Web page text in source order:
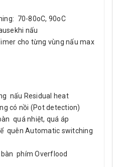
70-80oC, 90oC
nấu
cho từng vùng nấu max
nấu Residual heat
có nồi (Pot detection)
quá nhiệt, quá áp
quên Automatic switching
phím Overflood